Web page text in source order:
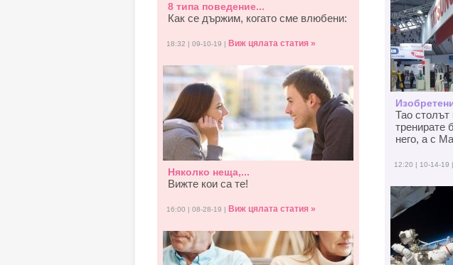
8 типа поведение...
Как се държим, когато смe влюбени:
18:32 | 09-10-19 | Виж цялата статия »
Няколко неща,...
Вижте кои са те!
16:00 | 08-28-19 | Виж цялата статия »
Тао столът
тренирате
него, а с
12:20 | 10-14-19 |